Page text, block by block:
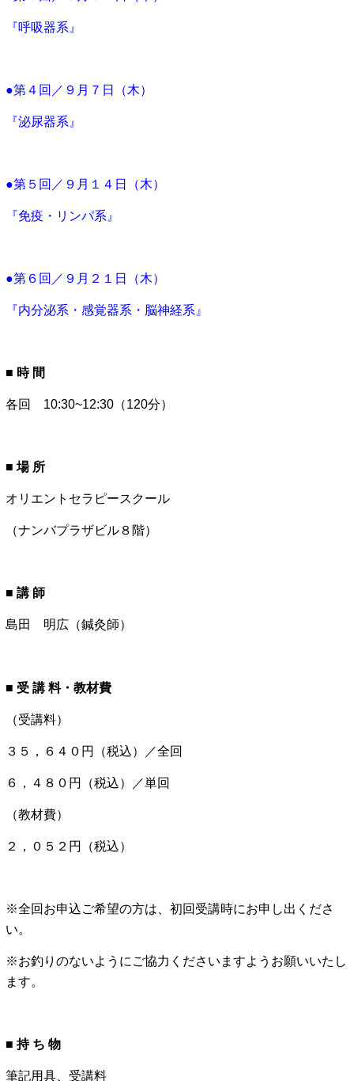
『呼吸器系』
●第４回／９月７日（木）
『泌尿器系』
●第５回／９月１４日（木）
『免疫・リンパ系』
●第６回／９月２１日（木）
『内分泌系・感覚器系・脳神経系』
■ 時 間
各回 10:30~12:30（120分）
■ 場 所
オリエントセラピースクール
（ナンバプラザビル８階）
■ 講 師
島田 明広（鍼灸師）
■ 受 講 料・教材費
（受講料）
３５，６４０円（税込）／全回
６，４８０円（税込）／単回
（教材費）
２，０５２円（税込）
※全回お申込ご希望の方は、初回受講時にお申し出くださ
い。
※お釣りのないようにご協力くださいますようお願いいたし
ます。
■ 持 ち 物
筆記用具、受講料